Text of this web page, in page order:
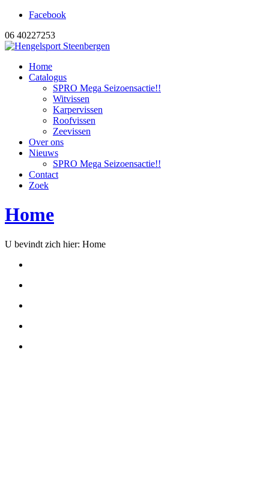
Facebook
06 40227253
Home
Catalogus
SPRO Mega Seizoensactie!!
Witvissen
Karpervissen
Roofvissen
Zeevissen
Over ons
Nieuws
SPRO Mega Seizoensactie!!
Contact
Zoek
Home
U bevindt zich hier: Home